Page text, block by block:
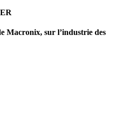
Macronix, sur l’industrie des